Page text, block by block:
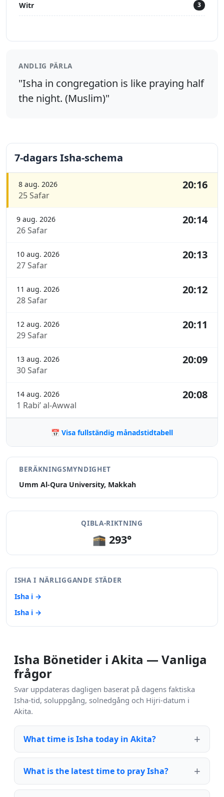
Witr 3
ANDLIG PÄRLA
"Isha in congregation is like praying half
the night. (Muslim)"
7-dagars Isha-schema
8 aug. 2026
25 Safar
20:16
9 aug. 2026
26 Safar
20:14
10 aug. 2026
27 Safar
20:13
11 aug. 2026
28 Safar
20:12
12 aug. 2026
29 Safar
20:11
13 aug. 2026
30 Safar
20:09
14 aug. 2026
1 Rabi’ al-Awwal
20:08
📅 Visa fullständig månadstidtabell
BERÄKNINGSMYNDIGHET
Umm Al-Qura University, Makkah
QIBLA-RIKTNING
🕋 293°
ISHA I NÄRLIGGANDE STÄDER
Isha i →
Isha i →
Isha Bönetider i Akita — Vanliga
frågor
Svar uppdateras dagligen baserat på dagens faktiska
Isha-tid, soluppgång, solnedgång och Hijri-datum i
Akita.
What time is Isha today in Akita?
What is the latest time to pray Isha?